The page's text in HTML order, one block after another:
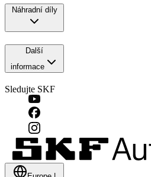
Náhradní díly
Další
informace
Sledujte SKF